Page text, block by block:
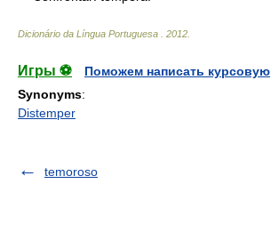
Dicionário da Língua Portuguesa 2012
Игры ⚽
Поможем написать курсовую
Synonyms:
Distemper
temoroso